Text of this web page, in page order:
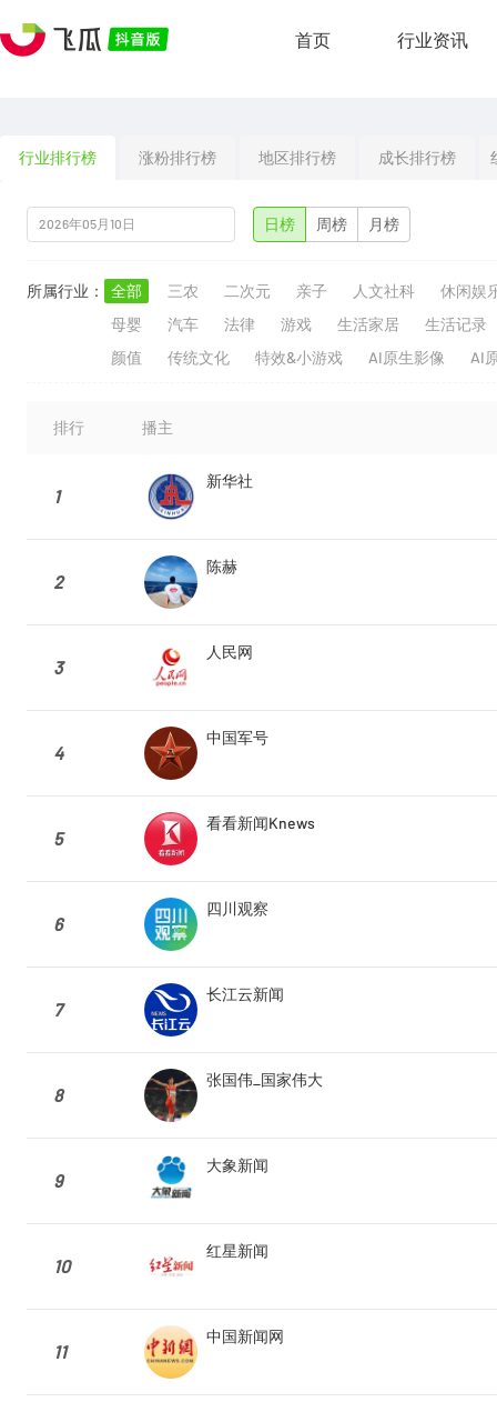
首页 行业资讯
行业排行榜 涨粉排行榜 地区排行榜 成长排行榜
日榜 周榜 月榜
所属行业： 全部 三农 二次元 亲子 人文社科
休闲娱
母婴
汽车 法律 游戏 生活家居
生活记录
颜值
传统文化 特效&小游戏 AI原生影像 AI
排行 播主
1
新华社
2
陈赫
3
人民网
4
中国军号
5
看看新闻Knews
6
四川观察
7
长江云新闻
8
张国伟_国家伟大
9
大象新闻
10
红星新闻
11
中国新闻网